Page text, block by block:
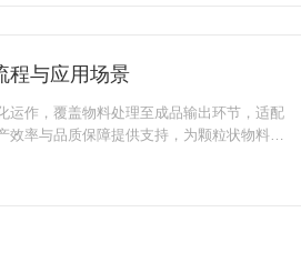
程与应用场景
运作，覆盖物料处理至成品输出环节，适配
效率与品质保障提供支持，为颗粒状物料标
品企业常用设备。一、核心工作流程：四步
，各环节可控：1.物料供料与计量依颗粒